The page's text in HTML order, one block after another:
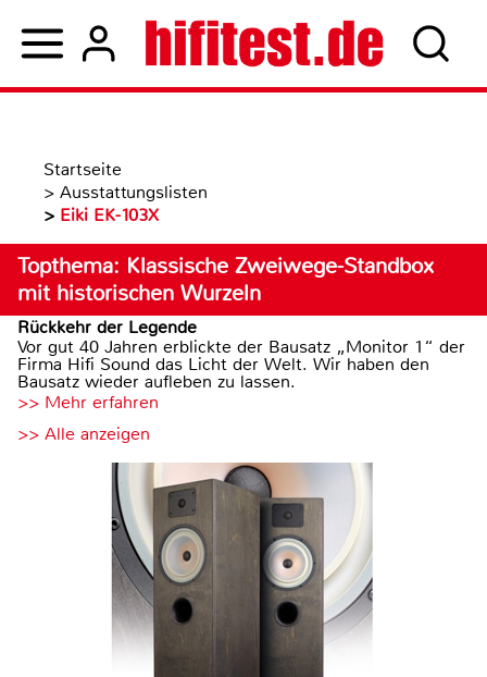
Startseite
> Ausstattungslisten
> Eiki EK-103X
Topthema: Klassische Zweiwege-Standbox
mit historischen Wurzeln
Rückkehr der Legende
Vor gut 40 Jahren erblickte der Bausatz „Monitor 1“ der
Firma Hifi Sound das Licht der Welt. Wir haben den
Bausatz wieder aufleben zu lassen.
>> Mehr erfahren
>> Alle anzeigen